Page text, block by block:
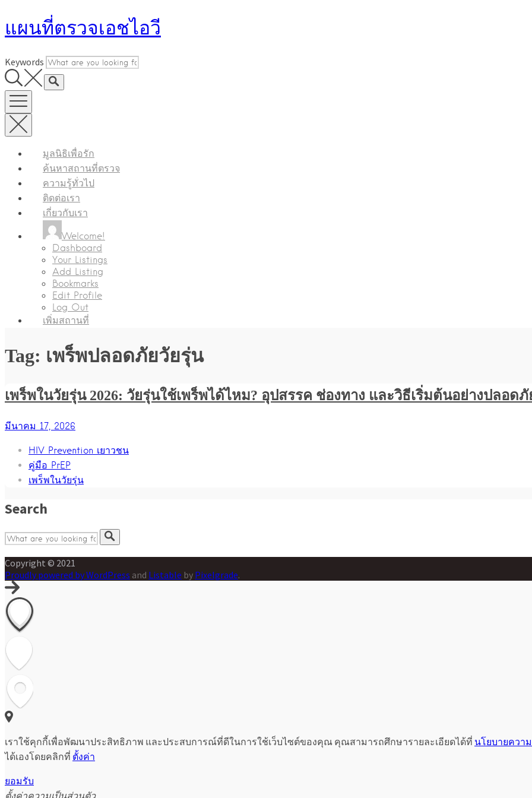
to
แผนที่ตรวจเอชไอวี
Keywords
มูลนิธิเพื่อรัก
ค้นหาสถานที่ตรวจ
ความรู้ทั่วไป
ติดต่อเรา
เกี่ยวกับเรา
Welcome!
Dashboard
Your Listings
Add Listing
Bookmarks
Edit Profile
Log Out
เพิ่มสถานที่
Tag: เพร็พปลอดภัยวัยรุ่น
เพร็พในวัยรุ่น 2026: วัยรุ่นใช้เพร็พได้ไหม? อุปสรรค ช่องทาง และวิธีเริ่มต้นอย่างปลอดภั
มีนาคม 17, 2026
HIV Prevention เยาวชน
คู่มือ PrEP
เพร็พในวัยรุ่น
Search
Copyright © 2021
Proudly powered by WordPress and Listable by Pixelgrade.
เราใช้คุกกี้เพื่อพัฒนาประสิทธิภาพ และประสบการณ์ที่ดีในการใช้เว็บไซต์ของคุณ คุณสามารถศึกษารายละเอียดได้ที่ นโยบายควา
ได้เองโดยคลิกที่ ตั้งค่า
ยอมรับ